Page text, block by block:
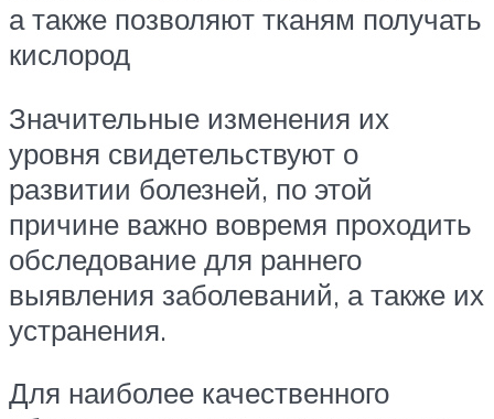
а также позволяют тканям получать
кислород
Значительные изменения их
уровня свидетельствуют о
развитии болезней, по этой
причине важно вовремя проходить
обследование для раннего
выявления заболеваний, а также их
устранения.
Для наиболее качественного